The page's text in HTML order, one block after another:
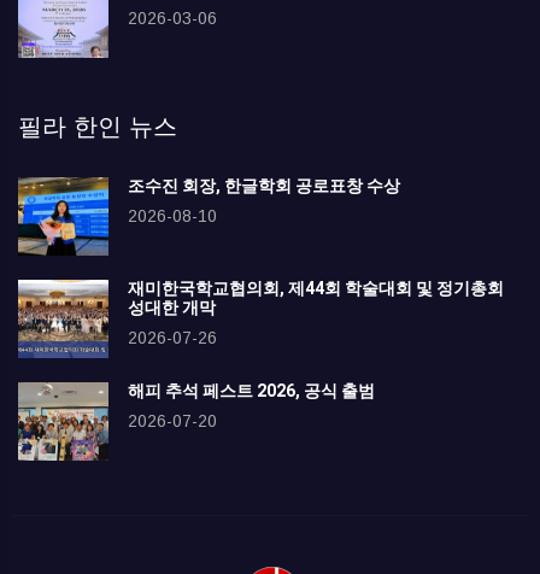
2026-03-06
필라 한인 뉴스
조수진 회장, 한글학회 공로표창 수상
2026-08-10
재미한국학교협의회, 제44회 학술대회 및 정기총회
성대한 개막
2026-07-26
해피 추석 페스트 2026, 공식 출범
2026-07-20